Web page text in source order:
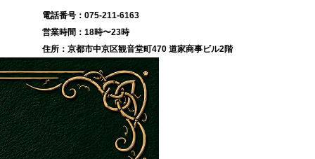
075-211-6163
18時〜23時
京都市中京区観音堂町470 道家商事ビル2階